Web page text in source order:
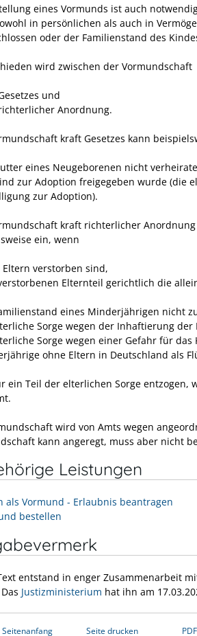
eines Vormunds ist auch
in persönlichen als auch in
oder der Familienstand des
wird zwischen der Vormundschaft
und
Anordnung.
kraft Gesetzes kann
eines Neugeborenen nicht
zur Adoption freigegeben wurde (die
zur Adoption).
kraft richterlicher
ein, wenn
Eltern verstorben sind,
Elternteil gerichtlich die
eines Minderjährigen nicht
Sorge wegen der Inhaftierung der
Sorge wegen einer Gefahr für
ohne Eltern in Deutschland als
ein Teil der elterlichen Sorge entzogen,
wird von Amts wegen
kann angeregt, muss aber nicht
Leistungen
als Vormund - Erlaubnis beantragen
bestellen
entstand in enger Zusammenarbeit
Justizministerium hat ihn am
Seitenanfang Seite drucken